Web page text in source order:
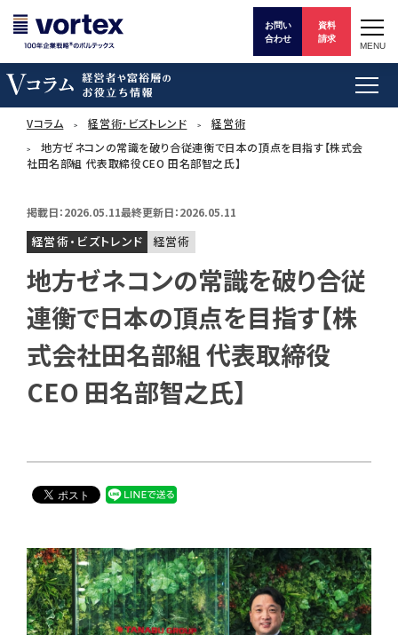
お問い
合わせ
資料
請求
MENU
Vコラム 経営術・ビズトレンド
経営術
地方ゼネコンの常識を破り合従連衡で日本の頂点を目指す【株式会
社田名部組 代表取締役CEO 田名部智之氏】
掲載日：2026.05.11最終更新日：2026.05.11
経営術・ビズトレンド 経営術
地方ゼネコンの常識を破り合従
連衡で日本の頂点を目指す【株
式会社田名部組 代表取締役
CEO 田名部智之氏】